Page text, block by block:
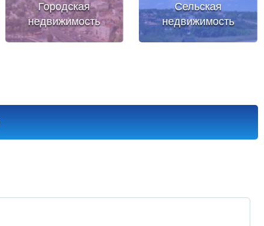
Городская
недвижимость
Сельская
недвижимость